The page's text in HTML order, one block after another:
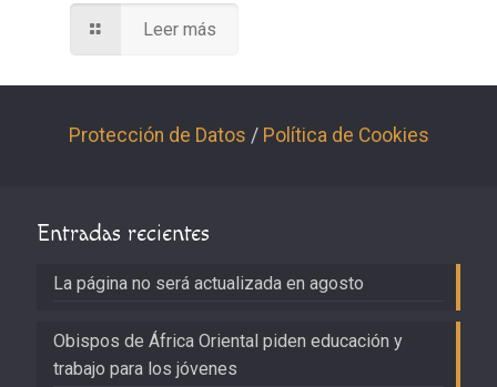
Leer más
Protección de Datos / Política de Cookies
Entradas recientes
La página no será actualizada en agosto
Obispos de África Oriental piden educación y
trabajo para los jóvenes